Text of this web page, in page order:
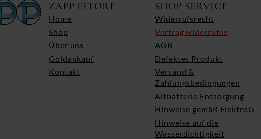
ZAPP EITORF
Home
Shop
Über uns
Goldankauf
Kontakt
SHOP SERVICE
Widerrufsrecht
Vertrag widerrufen
AGB
Defektes Produkt
Versand &
Zahlungsbedingungen
Altbatterie Entsorgung
Hinweise gemäß ElektroG
Hinweise auf die
Wasserdichtigkeit